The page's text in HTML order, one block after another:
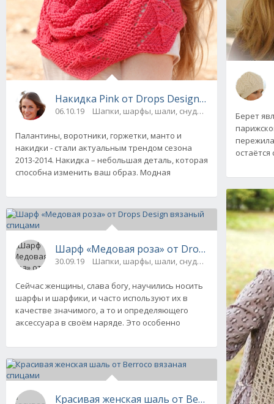
Накидка Pink от Drops Design вязаная
06.10.19 Шапки, шарфы, шали, снуды и палантины
Палантины, воротники, горжетки, манто и
накидки - стали актуальным трендом сезона
2013-2014. Накидка – небольшая деталь, которая
способна изменить ваш образ. Модная
Шарф «Медовая роза» от Drops Design
30.09.19 Шапки, шарфы, шали, снуды и палантины
Сейчас женщины, слава богу, научились носить
шарфы и шарфики, и часто используют их в
качестве значимого, а то и определяющего
аксессуара в своём наряде. Это особенно
Красивая женская шаль от Berroco вязаная
Берет